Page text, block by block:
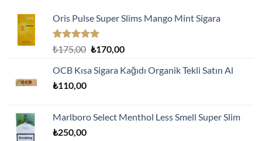
Oris Pulse Super Slims Mango Mint Sigara
5 üzerinden
oy
aldı
₺175,00 Orijinal
₺175,00.
₺170,00Şu
fiyat:
OCB Kısa Sigara Kağıdı Organik Tekli Satın Al
₺110,00
Marlboro Select Menthol Less Smell Super Slim
₺250,00